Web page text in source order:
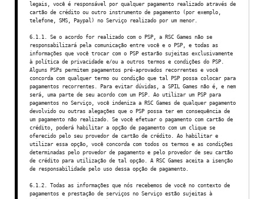
legais, você é responsável por qualquer pagamento realizado através de
cartão de crédito ou outro instrumento de pagamento (por exemplo,
telefone, SMS, Paypal) no Serviço realizado por um menor.
6.1.1. Se o acordo for realizado com o PSP, a RSC Games não se
responsabilizará pela comunicação entre você e o PSP, e todas as
informações que você trocar com o PSP estarão sujeitas exclusivamente
à política de privacidade e/ou a outros termos e condições do PSP.
Alguns PSPs permitem pagamentos pré-aprovados recorrentes e você
concorda com qualquer termo ou condição que tal PSP possa colocar para
pagamentos recorrentes. Para evitar dúvidas, a SPIL Games não é, e nem
será, uma parte de seu acordo com um PSP. Ao utilizar um PSP para
pagamentos no Serviço, você indeniza a RSC Games de qualquer pagamento
devolvido ou outras alegações que o PSP possa ter em consequência de
um pagamento não realizado. Se você efetuar o pagamento com cartão de
crédito, poderá habilitar a opção de pagamento com um clique se
oferecido pelo seu provedor de cartão de crédito. Ao habilitar e
utilizar essa opção, você concorda com todos os termos e as condições
determinadas pelo provedor de pagamento e pelo provedor de seu cartão
de crédito para utilização de tal opção. A RSC Games aceita a isenção
de responsabilidade pelo uso dessa opção de pagamento.
6.1.2. Todas as informações que nós recebemos de você no contexto de
pagamentos e prestação de serviços no Serviço estão sujeitas à